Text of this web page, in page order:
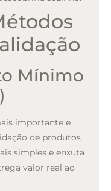
Mínimo
importante e
de produtos
simples e enxuta
valor real ao